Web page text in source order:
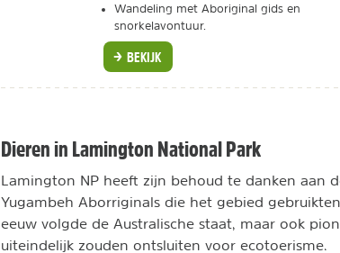
Wandeling met Aboriginal gids en
snorkelavontuur.
BEKIJK
Dieren in Lamington National Park
Lamington NP heeft zijn behoud te danken aan
Yugambeh Aborriginals die het gebied
eeuw volgde de Australische staat, maar ook
uiteindelijk zouden ontsluiten voor ecotoerisme.